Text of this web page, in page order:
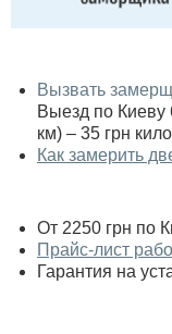
Вызвать
Выезд по Киеву
км) – 35 грн
Как замерить
От 2250 грн по
Прайс-лист
Гарантия на